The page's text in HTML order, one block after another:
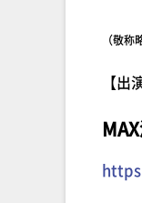
（敬称
【出